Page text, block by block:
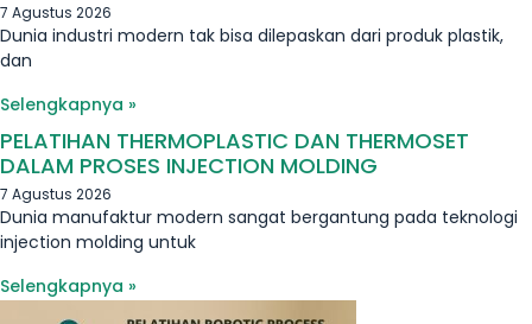
7 Agustus 2026
Dunia industri modern tak bisa dilepaskan dari produk plastik,
dan
Selengkapnya »
PELATIHAN THERMOPLASTIC DAN THERMOSET
DALAM PROSES INJECTION MOLDING
7 Agustus 2026
Dunia manufaktur modern sangat bergantung pada teknologi
injection molding untuk
Selengkapnya »